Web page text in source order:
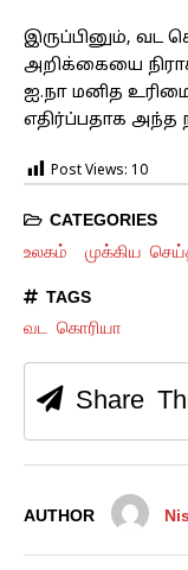
இருப்பினும், வட
அறிக்கையை
ஐ.நா மனித
எதிர்ப்பதாக அந்த
Post Views: 10
CATEGORIES
உலகம் முக்கிய
TAGS
வட கொரியா
Share
AUTHOR